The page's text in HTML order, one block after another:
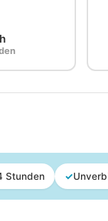
Stunden ✓